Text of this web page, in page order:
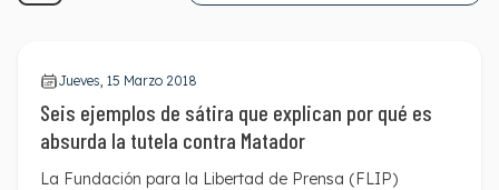
Jueves, 15 Marzo 2018
Seis ejemplos de sátira que explican por qué es
absurda la tutela contra Matador
La Fundación para la Libertad de Prensa (FLIP)